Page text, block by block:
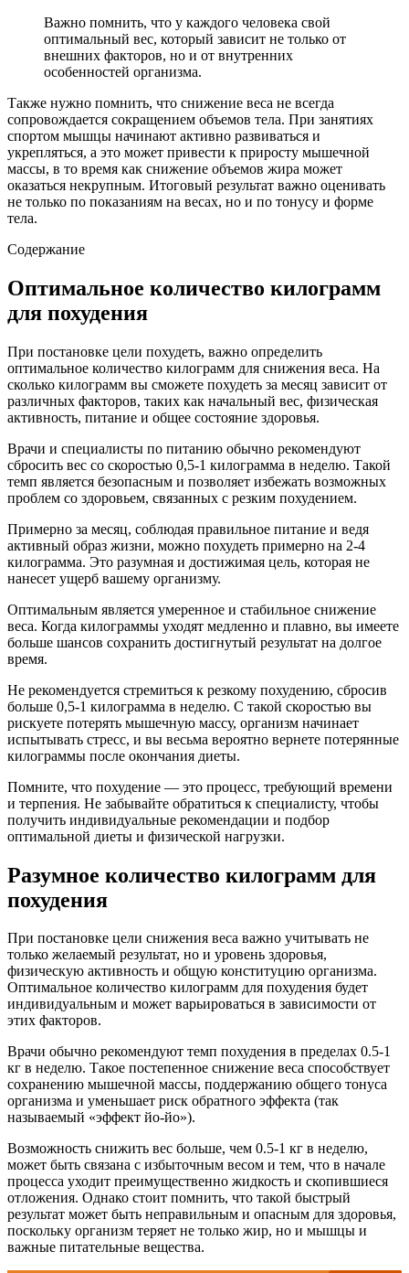
Важно помнить, что у каждого человека свой
оптимальный вес, который зависит не только от
внешних факторов, но и от внутренних
особенностей организма.
Также нужно помнить, что снижение веса не всегда
сопровождается сокращением объемов тела. При занятиях
спортом мышцы начинают активно развиваться и
укрепляться, а это может привести к приросту мышечной
массы, в то время как снижение объемов жира может
оказаться некрупным. Итоговый результат важно оценивать
не только по показаниям на весах, но и по тонусу и форме
тела.
Содержание
Оптимальное количество килограмм
для похудения
При постановке цели похудеть, важно определить
оптимальное количество килограмм для снижения веса. На
сколько килограмм вы сможете похудеть за месяц зависит от
различных факторов, таких как начальный вес, физическая
активность, питание и общее состояние здоровья.
Врачи и специалисты по питанию обычно рекомендуют
сбросить вес со скоростью 0,5-1 килограмма в неделю. Такой
темп является безопасным и позволяет избежать возможных
проблем со здоровьем, связанных с резким похудением.
Примерно за месяц, соблюдая правильное питание и ведя
активный образ жизни, можно похудеть примерно на 2-4
килограмма. Это разумная и достижимая цель, которая не
нанесет ущерб вашему организму.
Оптимальным является умеренное и стабильное снижение
веса. Когда килограммы уходят медленно и плавно, вы имеете
больше шансов сохранить достигнутый результат на долгое
время.
Не рекомендуется стремиться к резкому похудению, сбросив
больше 0,5-1 килограмма в неделю. С такой скоростью вы
рискуете потерять мышечную массу, организм начинает
испытывать стресс, и вы весьма вероятно вернете потерянные
килограммы после окончания диеты.
Помните, что похудение — это процесс, требующий времени
и терпения. Не забывайте обратиться к специалисту, чтобы
получить индивидуальные рекомендации и подбор
оптимальной диеты и физической нагрузки.
Разумное количество килограмм для
похудения
При постановке цели снижения веса важно учитывать не
только желаемый результат, но и уровень здоровья,
физическую активность и общую конституцию организма.
Оптимальное количество килограмм для похудения будет
индивидуальным и может варьироваться в зависимости от
этих факторов.
Врачи обычно рекомендуют темп похудения в пределах 0.5-1
кг в неделю. Такое постепенное снижение веса способствует
сохранению мышечной массы, поддержанию общего тонуса
организма и уменьшает риск обратного эффекта (так
называемый «эффект йо-йо»).
Возможность снижить вес больше, чем 0.5-1 кг в неделю,
может быть связана с избыточным весом и тем, что в начале
процесса уходит преимущественно жидкость и скопившиеся
отложения. Однако стоит помнить, что такой быстрый
результат может быть неправильным и опасным для здоровья,
поскольку организм теряет не только жир, но и мышцы и
важные питательные вещества.